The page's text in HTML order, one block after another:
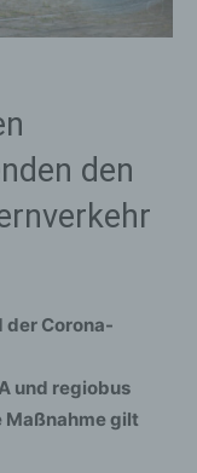
den
der Corona-
und regiobus
Maßnahme gilt